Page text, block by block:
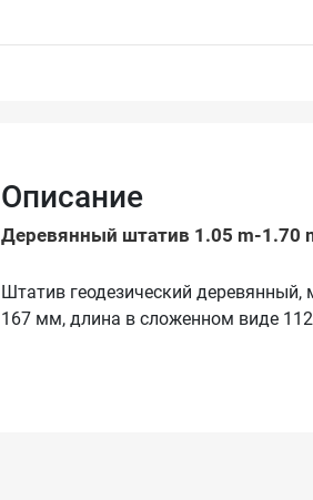
Описание
Деревянный штатив 1.05 m-1.70
Штатив геодезический
167 мм, длина в сложенном виде